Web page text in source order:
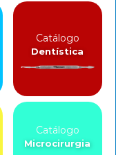
Catálogo
Dentística
Catálogo
Microcirurgia